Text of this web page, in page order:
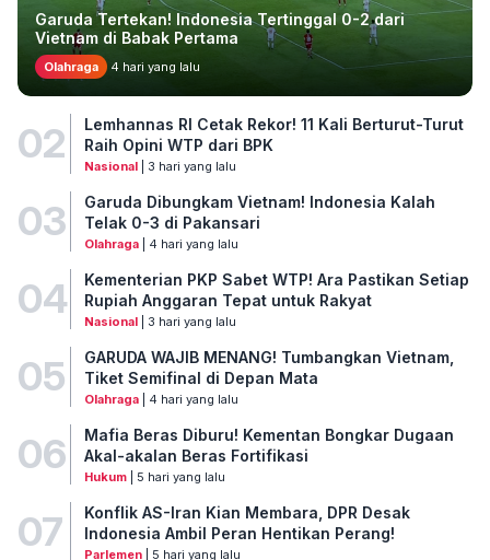
Garuda Tertekan! Indonesia Tertinggal 0-2 dari
Vietnam di Babak Pertama
Olahraga 4 hari yang lalu
02
Lemhannas RI Cetak Rekor! 11 Kali Berturut-Turut
Raih Opini WTP dari BPK
Nasional| 3 hari yang lalu
03
Garuda Dibungkam Vietnam! Indonesia Kalah
Telak 0-3 di Pakansari
Olahraga| 4 hari yang lalu
04
Kementerian PKP Sabet WTP! Ara Pastikan Setiap
Rupiah Anggaran Tepat untuk Rakyat
Nasional| 3 hari yang lalu
05
GARUDA WAJIB MENANG! Tumbangkan Vietnam,
Tiket Semifinal di Depan Mata
Olahraga| 4 hari yang lalu
06
Mafia Beras Diburu! Kementan Bongkar Dugaan
Akal-akalan Beras Fortifikasi
Hukum| 5 hari yang lalu
07
Konflik AS-Iran Kian Membara, DPR Desak
Indonesia Ambil Peran Hentikan Perang!
Parlemen| 5 hari yang lalu